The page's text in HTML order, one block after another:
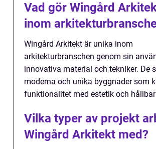
Vad gör Wingård
inom
Wingård Arkitekt är unika inom
arkitekturbranschen genom sin
innovativa material och tekniker. De
moderna och unika byggnader som
funktionalitet med estetik och
Vilka typer av projekt
Wingård Arkitekt med?